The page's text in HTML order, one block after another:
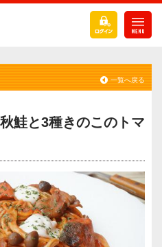
一覧へ戻る
鮭と3種きのこのトマ